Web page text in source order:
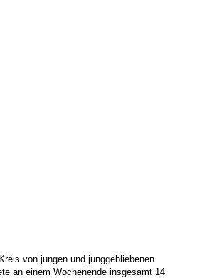
von jungen und junggebliebenen
an einem Wochenende insgesamt 14